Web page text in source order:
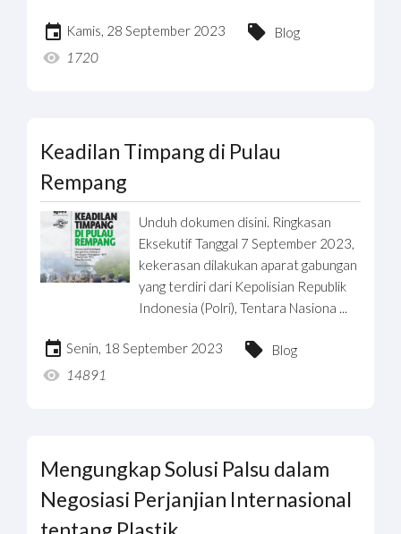
Kamis, 28 September 2023
Blog
1720
Keadilan Timpang di Pulau
Rempang
Unduh dokumen disini. Ringkasan
Eksekutif Tanggal 7 September 2023,
kekerasan dilakukan aparat gabungan
yang terdiri dari Kepolisian Republik
Indonesia (Polri), Tentara Nasiona ...
Senin, 18 September 2023
Blog
14891
Mengungkap Solusi Palsu dalam
Negosiasi Perjanjian Internasional